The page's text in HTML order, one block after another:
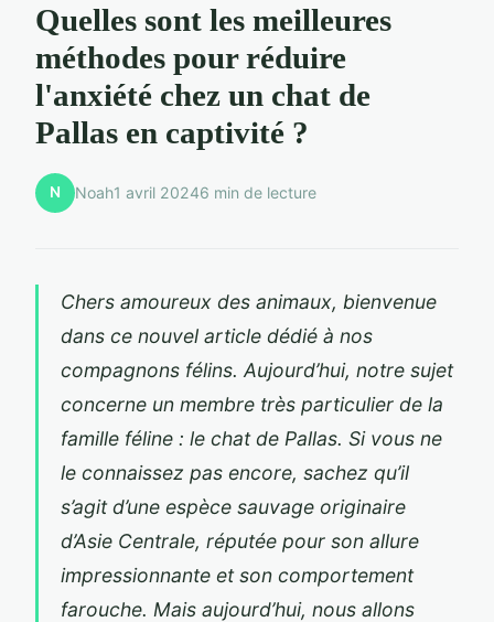
Quelles sont les meilleures
méthodes pour réduire
l'anxiété chez un chat de
Pallas en captivité ?
N Noah1 avril 20246 min de lecture
Chers amoureux des animaux, bienvenue
dans ce nouvel article dédié à nos
compagnons félins. Aujourd’hui, notre sujet
concerne un membre très particulier de la
famille féline : le chat de Pallas. Si vous ne
le connaissez pas encore, sachez qu’il
s’agit d’une espèce sauvage originaire
d’Asie Centrale, réputée pour son allure
impressionnante et son comportement
farouche. Mais aujourd’hui, nous allons